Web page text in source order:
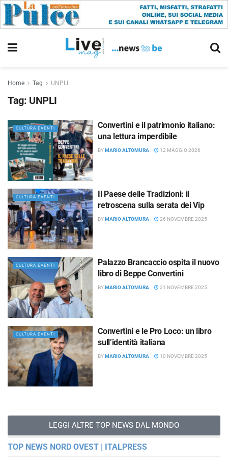
Home Tag UNPLI
Tag: UNPLI
CULTURA EVENTI
Convertini e il patrimonio italiano:
una lettura imperdibile
BYMARIO ALTOMURA 12 MAGGIO 2026
CULTURA EVENTI
Il Paese delle Tradizioni: il
retroscena sulla serata dei Vip
BYMARIO ALTOMURA 26 NOVEMBRE 2025
CULTURA EVENTI
Palazzo Brancaccio ospita il nuovo
libro di Beppe Convertini
BYMARIO ALTOMURA 21 NOVEMBRE 2025
CULTURA EVENTI
Convertini e le Pro Loco: un libro
sull’identità italiana
BYMARIO ALTOMURA 10 NOVEMBRE 2025
LEGGI ALTRE TOP NEWS DAL MONDO
TOP NEWS NORD OVEST | ITALPRESS